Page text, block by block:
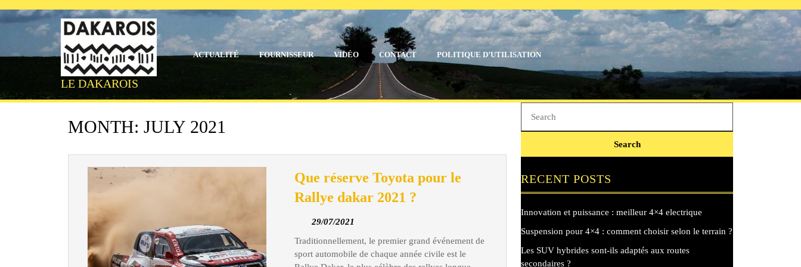
LE DAKAROIS
ACTUALITÉ FOURNISSEUR VIDÉO CONTACT POLITIQUE D’UTILISATION
MONTH: JULY 2021
Que réserve Toyota pour le
Rallye dakar 2021 ?
pour
le
29/07/2021
Traditionnellement, le premier grand événement de
sport automobile de chaque année civile est le
for:
RECENT POSTS
Innovation et puissance : meilleur 4×4 electrique
Suspension pour 4×4 : comment choisir selon le terrain ?
Les SUV hybrides sont-ils adaptés aux routes
secondaires ?